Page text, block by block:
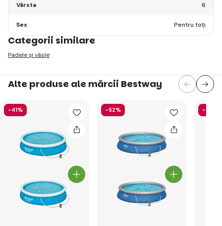
Vârsta 6
Sex Pentru toți
Categorii similare
Padele și vâsle
Alte produse ale mărcii Bestway
-41% -52% -13%